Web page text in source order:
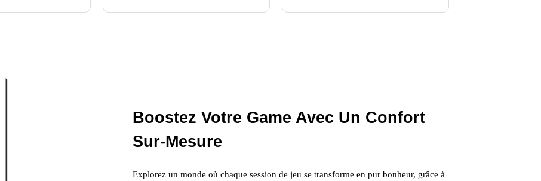
Boostez Votre Game Avec Un Confort
Sur-Mesure
Explorez un monde où chaque session de jeu se transforme en pur bonheur, grâce à